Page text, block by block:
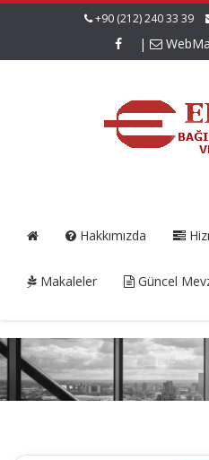
+90 (212) 240 33 39
|
Hakkımızda
Makaleler Güncel